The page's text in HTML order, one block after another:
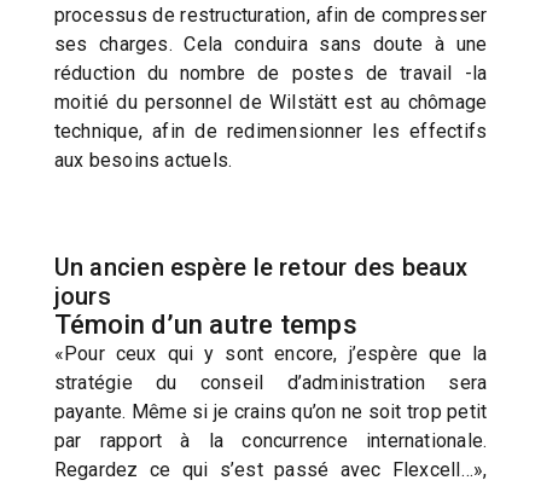
processus de restructuration, afin de compresser
ses charges. Cela conduira sans doute à une
réduction du nombre de postes de travail -la
moitié du personnel de Wilstätt est au chômage
technique, afin de redimensionner les effectifs
aux besoins actuels.
Un ancien espère le retour des beaux
jours
Témoin d’un autre temps
«Pour ceux qui y sont encore, j’espère que la
stratégie du conseil d’administration sera
payante. Même si je crains qu’on ne soit trop petit
par rapport à la concurrence internationale.
Regardez ce qui s’est passé avec Flexcell…»,